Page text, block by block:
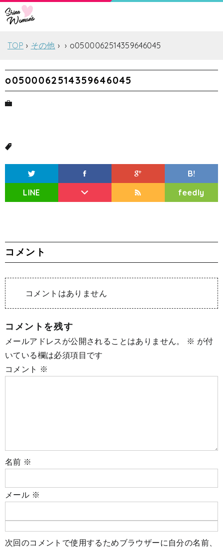
TOP その他 o0500062514359646045
o0500062514359646045
B!
LINE
feedly
コメント
コメントはありません
コメントを残す
メールアドレスが公開されることはありません。 ※ が付
いている欄は必須項目です
コメント ※
名前 ※
メール ※
次回のコメントで使用するためブラウザーに自分の名前、